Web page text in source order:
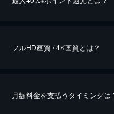
※40％ポイント還元の対象は、クレ
iOSアプリのUコイン決済による作
フルHD画質 / 4K画質とは？
月額料金を支払うタイミングは